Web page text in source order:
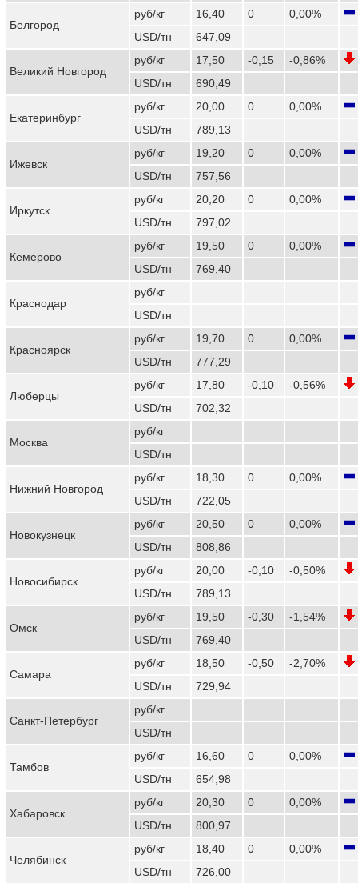
Белгород
руб/кг 16,40 0
0,00%
USD/тн
647,09
Великий Новгород
руб/кг 17,50 -0,15
-0,86%
USD/тн
690,49
Екатеринбург
руб/кг 20,00 0
0,00%
USD/тн
789,13
Ижевск
руб/кг 19,20 0
0,00%
USD/тн
757,56
Иркутск
руб/кг 20,20 0
0,00%
USD/тн
797,02
Кемерово
руб/кг 19,50 0
0,00%
USD/тн
769,40
Краснодар
руб/кг
USD/тн
Красноярск
руб/кг 19,70 0
0,00%
USD/тн
777,29
Люберцы
руб/кг 17,80 -0,10
-0,56%
USD/тн
702,32
Москва
руб/кг
USD/тн
Нижний Новгород
руб/кг 18,30 0
0,00%
USD/тн
722,05
Новокузнецк
руб/кг 20,50 0
0,00%
USD/тн
808,86
Новосибирск
руб/кг 20,00 -0,10
-0,50%
USD/тн
789,13
Омск
руб/кг 19,50 -0,30
-1,54%
USD/тн
769,40
Самара
руб/кг 18,50 -0,50
-2,70%
USD/тн
729,94
Санкт-Петербург
руб/кг
USD/тн
Тамбов
руб/кг 16,60 0
0,00%
USD/тн
654,98
Хабаровск
руб/кг 20,30 0
0,00%
USD/тн
800,97
Челябинск
руб/кг 18,40 0
0,00%
USD/тн
726,00